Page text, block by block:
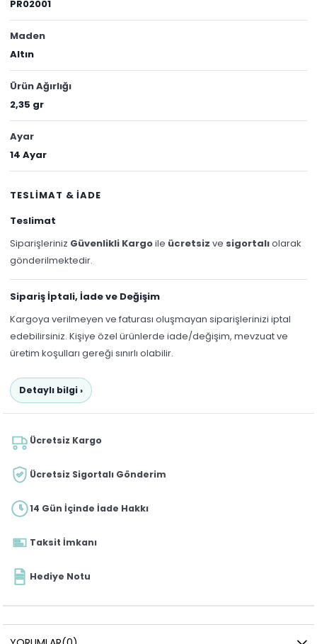
PR02001
Maden
Altın
Ürün Ağırlığı
2,35 gr
Ayar
14 Ayar
TESLİMAT & İADE
Teslimat
Siparişleriniz Güvenlikli Kargoile ücretsiz ve sigortalıolarak
gönderilmektedir.
Sipariş İptali, İade ve Değişim
Kargoya verilmeyen ve faturası oluşmayan siparişlerinizi iptal
edebilirsiniz. Kişiye özel ürünlerde iade/değişim, mevzuat ve
üretim koşulları gereği sınırlı olabilir.
Detaylı bilgi ›
Ücretsiz Kargo
Ücretsiz Sigortalı Gönderim
14 Gün İçinde İade Hakkı
Taksit İmkanı
Hediye Notu